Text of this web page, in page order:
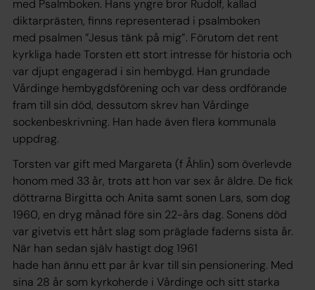
med Psalmboken. Hans yngre bror Rudolf, kallad
diktarprästen, finns representerad i psalmboken
med psalmen ”Jesus tänk på mig”. Förutom det rent
kyrkliga hade Torsten ett stort intresse för historia och
var djupt engagerad i sin hembygd. Han grundade
Vårdinge hembygdsförening och var dess ordförande
fram till sin död, dessutom skrev han Vårdinge
sockenbeskrivning. Han hade även flera kommunala
uppdrag.
Torsten var gift med Margareta (f Åhlin) som överlevde
honom med 33 år, trots att hon var sex år äldre. De fick
döttrarna Birgitta och Anita samt sonen Lars, som dog
1960, en dryg månad före sin 22-års dag. Sonens död
var givetvis ett hårt slag som präglade faderns sista år.
När han sedan själv hastigt dog 1961
hade han ännu ett par år kvar till sin pensionering. Med
sina 28 år som kyrkoherde i Vårdinge och sitt starka